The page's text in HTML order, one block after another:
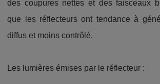
des coupures nettes et des faisceaux
que les réflecteurs ont tendance à
diffus et moins contrôlé.
Les lumières émises par le réflecteur :